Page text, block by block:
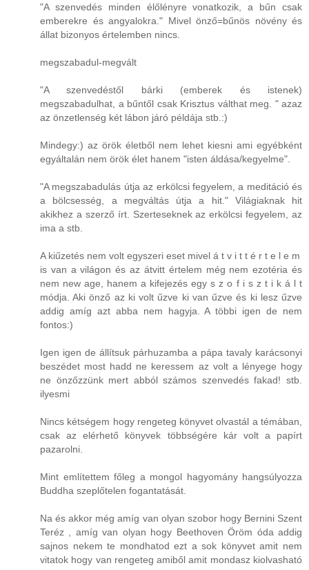
"A szenvedés minden élőlényre vonatkozik, a bűn csak
emberekre és angyalokra." Mivel önző=bűnös növény és
állat bizonyos értelemben nincs.
megszabadul-megvált
"A szenvedéstől bárki (emberek és istenek)
megszabadulhat, a bűntől csak Krisztus válthat meg. " azaz
az önzetlenség két lábon járó példája stb.:)
Mindegy:) az örök életből nem lehet kiesni ami egyébként
egyáltalán nem örök élet hanem "isten áldása/kegyelme".
"A megszabadulás útja az erkölcsi fegyelem, a meditáció és
a bölcsesség, a megváltás útja a hit." Világiaknak hit
akikhez a szerző írt. Szerteseknek az erkölcsi fegyelem, az
ima a stb.
A kiűzetés nem volt egyszeri eset mivel á t v i t t é r t e l e m
is van a világon és az átvitt értelem még nem ezotéria és
nem new age, hanem a kifejezés egy s z o f i s z t i k á l t
módja. Aki önző az ki volt űzve ki van űzve és ki lesz űzve
addig amíg azt abba nem hagyja. A többi igen de nem
fontos:)
Igen igen de állítsuk párhuzamba a pápa tavaly karácsonyi
beszédet most hadd ne keressem az volt a lényege hogy
ne önzőzzünk mert abból számos szenvedés fakad! stb.
ilyesmi
Nincs kétségem hogy rengeteg könyvet olvastál a témában,
csak az elérhető könyvek többségére kár volt a papírt
pazarolni.
Mint említettem főleg a mongol hagyomány hangsúlyozza
Buddha szeplőtelen fogantatását.
Na és akkor még amíg van olyan szobor hogy Bernini Szent
Teréz , amíg van olyan hogy Beethoven Öröm óda addig
sajnos nekem te mondhatod ezt a sok könyvet amit nem
vitatok hogy van rengeteg amiből amit mondasz kiolvasható